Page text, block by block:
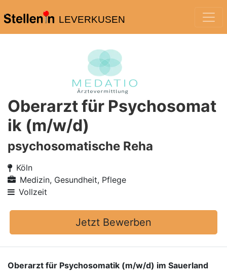
LEVERKUSEN
Oberarzt für Psychosomat
ik (m/w/d)
psychosomatische Reha
Köln
Medizin, Gesundheit, Pflege
Vollzeit
Jetzt Bewerben
Oberarzt für Psychosomatik (m/w/d) im Sauerland